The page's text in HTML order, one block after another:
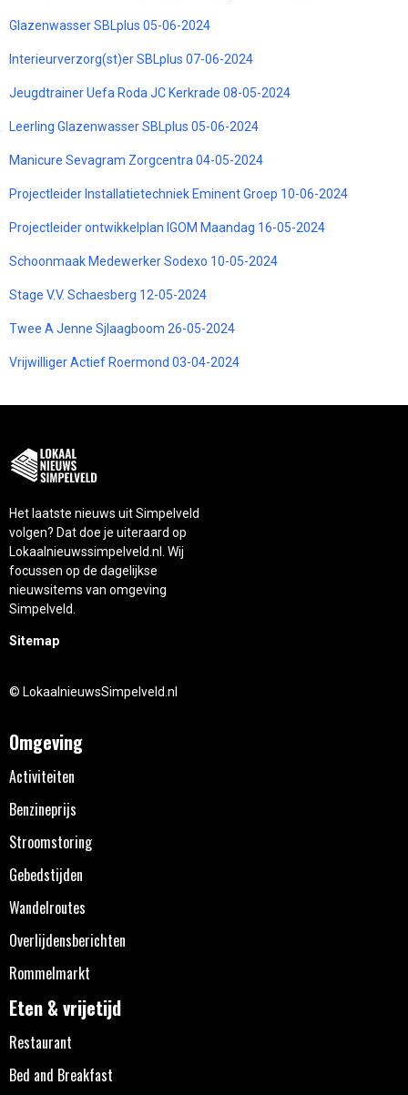
Glazenwasser SBLplus 05-06-2024
Interieurverzorg(st)er SBLplus 07-06-2024
Jeugdtrainer Uefa Roda JC Kerkrade 08-05-2024
Leerling Glazenwasser SBLplus 05-06-2024
Manicure Sevagram Zorgcentra 04-05-2024
Projectleider Installatietechniek Eminent Groep 10-06-2024
Projectleider ontwikkelplan IGOM Maandag 16-05-2024
Schoonmaak Medewerker Sodexo 10-05-2024
Stage V.V. Schaesberg 12-05-2024
Twee A Jenne Sjlaagboom 26-05-2024
Vrijwilliger Actief Roermond 03-04-2024
Het laatste nieuws uit Simpelveld
volgen? Dat doe je uiteraard op
Lokaalnieuwssimpelveld.nl. Wij
focussen op de dagelijkse
nieuwsitems van omgeving
Simpelveld.
Sitemap
© LokaalnieuwsSimpelveld.nl
Omgeving
Activiteiten
Benzineprijs
Stroomstoring
Gebedstijden
Wandelroutes
Overlijdensberichten
Rommelmarkt
Eten & vrijetijd
Restaurant
Bed and Breakfast